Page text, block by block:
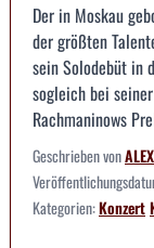
Der in Moskau
der größten
sein Solodebüt in
sogleich bei
Rachmaninows
Geschrieben von
Kategorien:Konzert